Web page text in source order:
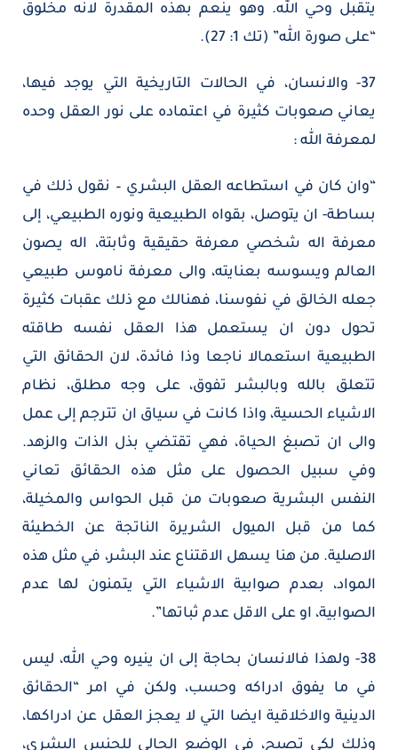
يتقبل وحي الله. وهو ينعم بهذه المقدرة لانه مخلوق
“على صورة الله” (تك 1: 27).
37- والانسان، في الحالات التاريخية التي يوجد فيها،
يعاني صعوبات كثيرة في اعتماده على نور العقل وحده
لمعرفة الله :
“وان كان في استطاعه العقل البشري – نقول ذلك في
بساطة- ان يتوصل، بقواه الطبيعية ونوره الطبيعي، إلى
معرفة اله شخصي معرفة حقيقية وثابتة، اله يصون
العالم ويسوسه بعنايته، والى معرفة ناموس طبيعي
جعله الخالق في نفوسنا، فهنالك مع ذلك عقبات كثيرة
تحول دون ان يستعمل هذا العقل نفسه طاقته
الطبيعية استعمالا ناجعا وذا فائدة، لان الحقائق التي
تتعلق بالله وبالبشر تفوق، على وجه مطلق، نظام
الاشياء الحسية، واذا كانت في سياق ان تترجم إلى عمل
والى ان تصبغ الحياة، فهي تقتضي بذل الذات والزهد.
وفي سبيل الحصول على مثل هذه الحقائق تعاني
النفس البشرية صعوبات من قبل الحواس والمخيلة،
كما من قبل الميول الشريرة الناتجة عن الخطيئة
الاصلية. من هنا يسهل الاقتناع عند البشر، في مثل هذه
المواد، بعدم صوابية الاشياء التي يتمنون لها عدم
الصوابية، او على الاقل عدم ثباتها”.
38- ولهذا فالانسان بحاجة إلى ان ينيره وحي الله، ليس
في ما يفوق ادراكه وحسب، ولكن في امر “الحقائق
الدينية والاخلاقية ايضا التي لا يعجز العقل عن ادراكها،
وذلك لكي تصبح، في الوضع الحالي للجنس البشري،